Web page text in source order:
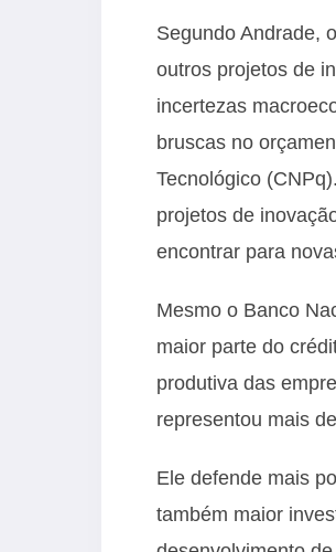
Segundo Andrade,
outros projetos de
incertezas
bruscas no
Tecnológico
projetos de
encontrar para
Mesmo o Banco
maior parte do
produtiva das
representou mais
Ele defende mais
também maior